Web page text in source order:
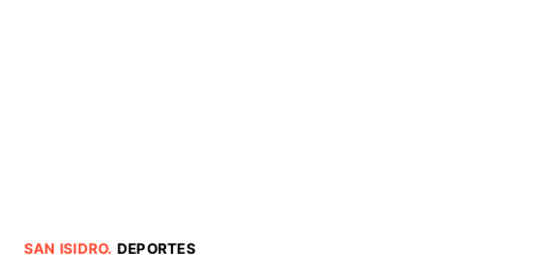
SAN ISIDRO. DEPORTES